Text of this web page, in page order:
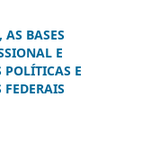
BASES
E
POLÍTICAS E